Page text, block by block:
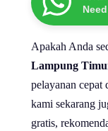
Apakah Anda
Lampung
pelayanan cepat
kami sekarang
gratis,